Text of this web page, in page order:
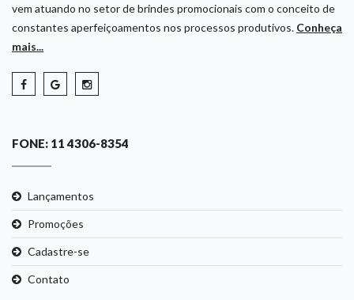
vem atuando no setor de brindes promocionais com o conceito de
constantes aperfeiçoamentos nos processos produtivos. Conheça
mais...
FONE: 11 4306-8354
Lançamentos
Promoções
Cadastre-se
Contato